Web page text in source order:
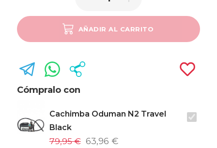
AÑADIR AL CARRITO
Cómpralo con
Cachimba Oduman N2 Travel
Black
79,95 € 63,96 €